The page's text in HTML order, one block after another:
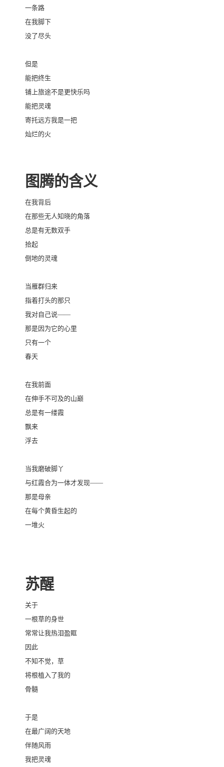
一条路
在我脚下
没了尽头
但是
能把终生
铺上旅途不是更快乐吗
能把灵魂
寄托远方我是一把
灿烂的火
图腾的含义
在我背后
在那些无人知晓的角落
总是有无数双手
拾起
倒地的灵魂
当雁群归来
指着打头的那只
我对自己说——
那是因为它的心里
只有一个
春天
在我前面
在伸手不可及的山巅
总是有一缕霞
飘来
浮去
当我磨破脚丫
与红霞合为一体才发现——
那是母亲
在每个黄昏生起的
一堆火
苏醒
关于
一根草的身世
常常让我热泪盈眶
因此
不知不觉，草
将根植入了我的
骨髓
于是
在最广阔的天地
伴随风雨
我把灵魂